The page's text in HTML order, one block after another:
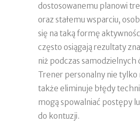
dostosowanemu planowi
oraz stałemu wsparciu,
się na taką formę
często osiągają rezultaty
niż podczas samodzielnych
Trener personalny nie tylko
także eliminuje błędy
mogą spowalniać postępy
do kontuzji.